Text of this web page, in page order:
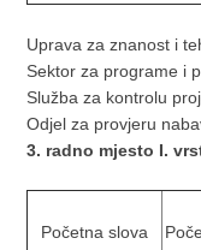
Uprava za znanost i
Sektor za programe i
Služba za kontrolu
Odjel za provjeru
3. radno mjesto I.
Početna slova